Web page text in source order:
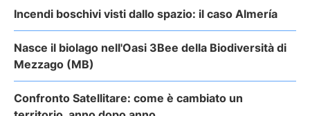
Incendi boschivi visti dallo spazio: il caso Almería
Nasce il biolago nell'Oasi 3Bee della Biodiversità di
Mezzago (MB)
Confronto Satellitare: come è cambiato un